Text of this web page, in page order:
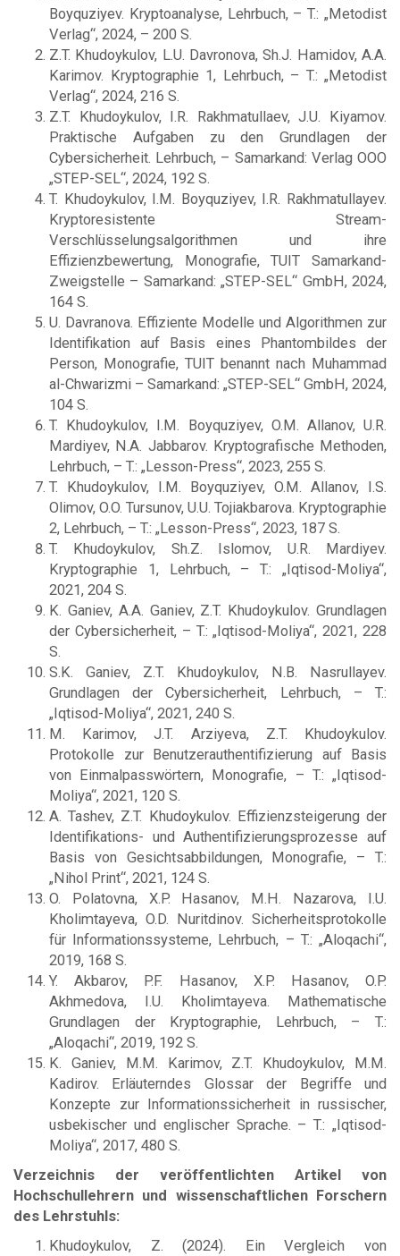
Boyquziyev. Kryptoanalyse, Lehrbuch, – T.: „Metodist
Verlag“, 2024, – 200 S.
Z.T. Khudoykulov, L.U. Davronova, Sh.J. Hamidov, A.A.
Karimov. Kryptographie 1, Lehrbuch, – T.: „Metodist
Verlag“, 2024, 216 S.
Z.T. Khudoykulov, I.R. Rakhmatullaev, J.U. Kiyamov.
Praktische Aufgaben zu den Grundlagen der
Cybersicherheit. Lehrbuch, – Samarkand: Verlag OOO
„STEP-SEL“, 2024, 192 S.
T. Khudoykulov, I.M. Boyquziyev, I.R. Rakhmatullayev.
Kryptoresistente Stream-
Verschlüsselungsalgorithmen und ihre
Effizienzbewertung, Monografie, TUIT Samarkand-
Zweigstelle – Samarkand: „STEP-SEL“ GmbH, 2024,
164 S.
U. Davranova. Effiziente Modelle und Algorithmen zur
Identifikation auf Basis eines Phantombildes der
Person, Monografie, TUIT benannt nach Muhammad
al-Chwarizmi – Samarkand: „STEP-SEL“ GmbH, 2024,
104 S.
T. Khudoykulov, I.M. Boyquziyev, O.M. Allanov, U.R.
Mardiyev, N.A. Jabbarov. Kryptografische Methoden,
Lehrbuch, – T.: „Lesson-Press“, 2023, 255 S.
T. Khudoykulov, I.M. Boyquziyev, O.M. Allanov, I.S.
Olimov, O.O. Tursunov, U.U. Tojiakbarova. Kryptographie
2, Lehrbuch, – T.: „Lesson-Press“, 2023, 187 S.
T. Khudoykulov, Sh.Z. Islomov, U.R. Mardiyev.
Kryptographie 1, Lehrbuch, – T.: „Iqtisod-Moliya“,
2021, 204 S.
K. Ganiev, A.A. Ganiev, Z.T. Khudoykulov. Grundlagen
der Cybersicherheit, – T.: „Iqtisod-Moliya“, 2021, 228
S.
S.K. Ganiev, Z.T. Khudoykulov, N.B. Nasrullayev.
Grundlagen der Cybersicherheit, Lehrbuch, – T.:
„Iqtisod-Moliya“, 2021, 240 S.
M. Karimov, J.T. Arziyeva, Z.T. Khudoykulov.
Protokolle zur Benutzerauthentifizierung auf Basis
von Einmalpasswörtern, Monografie, – T.: „Iqtisod-
Moliya“, 2021, 120 S.
A. Tashev, Z.T. Khudoykulov. Effizienzsteigerung der
Identifikations- und Authentifizierungsprozesse auf
Basis von Gesichtsabbildungen, Monografie, – T.:
„Nihol Print“, 2021, 124 S.
O. Polatovna, X.P. Hasanov, M.H. Nazarova, I.U.
Kholimtayeva, O.D. Nuritdinov. Sicherheitsprotokolle
für Informationssysteme, Lehrbuch, – T.: „Aloqachi“,
2019, 168 S.
Y. Akbarov, P.F. Hasanov, X.P. Hasanov, O.P.
Akhmedova, I.U. Kholimtayeva. Mathematische
Grundlagen der Kryptographie, Lehrbuch, – T.:
„Aloqachi“, 2019, 192 S.
K. Ganiev, M.M. Karimov, Z.T. Khudoykulov, M.M.
Kadirov. Erläuterndes Glossar der Begriffe und
Konzepte zur Informationssicherheit in russischer,
usbekischer und englischer Sprache. – T.: „Iqtisod-
Moliya“, 2017, 480 S.
Verzeichnis der veröffentlichten Artikel von
Hochschullehrern und wissenschaftlichen Forschern
des Lehrstuhls:
Khudoykulov, Z. (2024). Ein Vergleich von